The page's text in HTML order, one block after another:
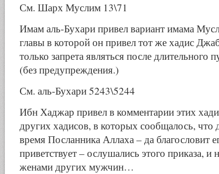
См. Шарх Муслим 13\71
Имам аль-Бухари привел вариант имама
главы в которой он привел тот же хадис
только запрета являться после длительного
(без предупреждения.)
См. аль-Бухари 5243\5244
Ибн Хаджар привел в комментарии этих
других хадисов, в которых сообщалось, что
время Посланника Аллаха – да благословит
приветствует – ослушались этого приказа,
женами других мужчин…